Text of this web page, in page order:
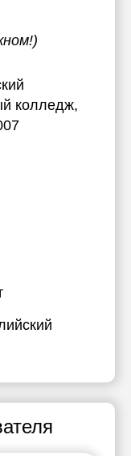
колледж,